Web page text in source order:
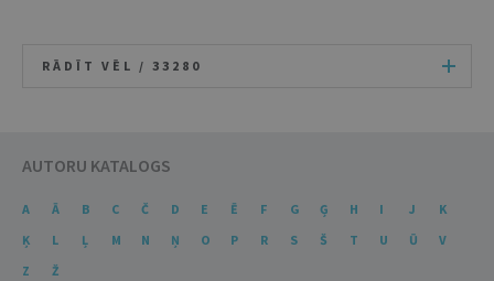
RĀDĪT VĒL / 33280
AUTORU KATALOGS
A Ā B C Č D E Ē F G Ģ H I J
K
Ķ
L Ļ M N Ņ O P R S Š T U Ū
V
Z
Ž